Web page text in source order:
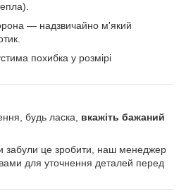
— надзвичайно м'який
похибка у розмірі
будь ласка, вкажіть бажаний
забули це зробити, наш менеджер
для уточнення деталей перед